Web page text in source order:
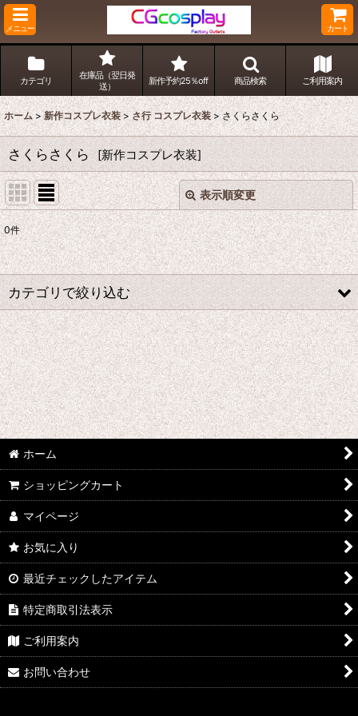
メニュー カート
カテゴリ
在庫品（翌日発
送）
新作予約25％off 商品検索 ご利用案内
ホーム > 新作コスプレ衣装 > さ行 コスプレ衣装 > さくらさくら
さくらさくら [新作コスプレ衣装]
表示順変更
表示数:
並び順:
絞り込む
閉じる
0件
カテゴリで絞り込む
さ行 コスプレ衣装 (全商品)
千銃士
戦刻ナイトブラッド
地縛少年花子くん
ゾンビランドサガ
ジョジョの奇妙な冒険
さばげぶっ!
スーパーマリオブラザーズ
食戟のソーマ
サンタ コスプレ衣装
四月は君の嘘
ホーム
ショッピングカート
マイページ
お気に入り
最近チェックしたアイテム
特定商取引法表示
ご利用案内
お問い合わせ